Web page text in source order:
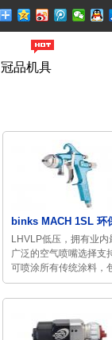
冠品机具
binks MACH 1SL 环
LHVLP低压，拥有业内
广泛的空气喷嘴选择支
可喷涂所有传统涂料，